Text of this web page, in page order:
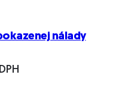
nálady